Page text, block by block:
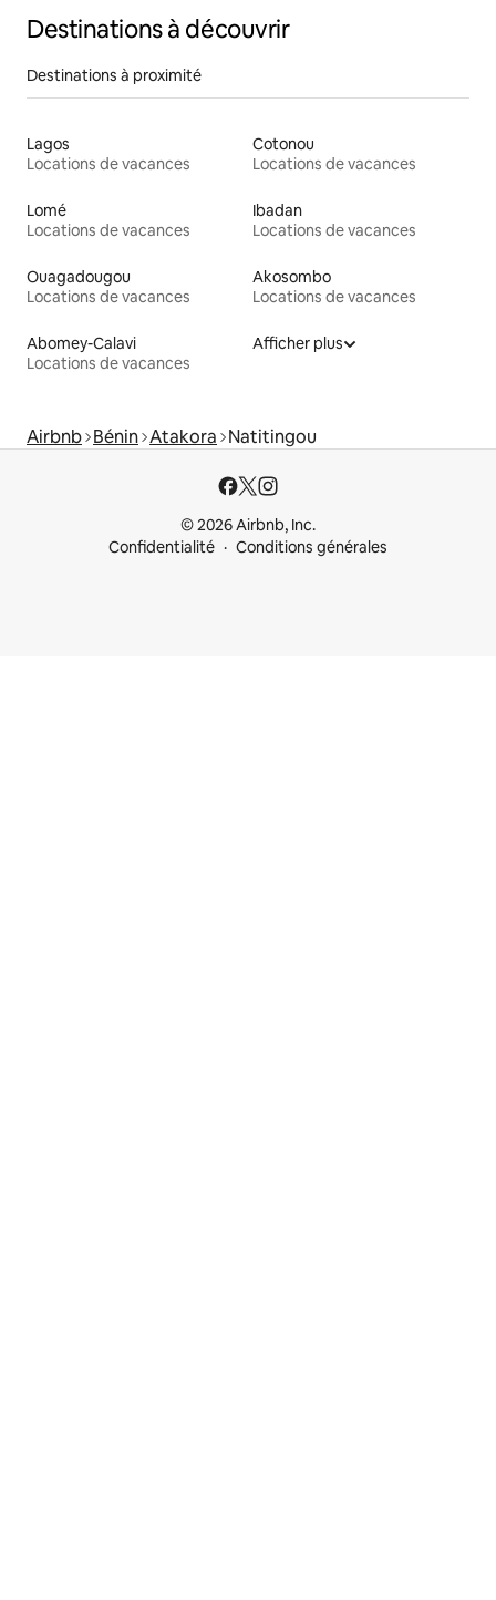
Destinations à découvrir
Destinations à proximité
Lagos
Locations de vacances
Cotonou
Locations de vacances
Lomé
Locations de vacances
Ibadan
Locations de vacances
Ouagadougou
Locations de vacances
Akosombo
Locations de vacances
Abomey-Calavi
Locations de vacances
Afficher plus
Airbnb Bénin Atakora Natitingou
© 2026 Airbnb, Inc.
Confidentialité
Conditions générales